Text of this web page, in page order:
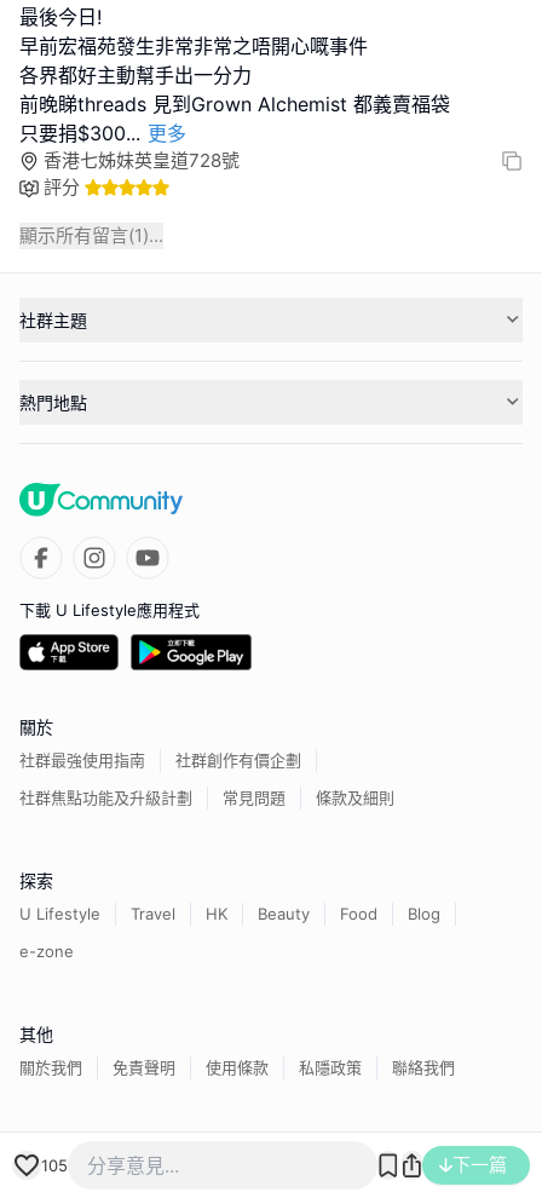
最後今日!
早前宏福苑發生非常非常之唔開心嘅事件
各界都好主動幫手出一分力
前晚睇threads 見到Grown Alchemist 都義賣福袋
只要捐$300... 更多
香港七姊妹英皇道728號
評分
顯示所有留言(1)...
105 下一篇
社群主題
熱門地點
下載 U Lifestyle應用程式
關於
社群最強使用指南
社群創作有價企劃
社群焦點功能及升級計劃
常見問題 條款及細則
探索
U Lifestyle Travel HK Beauty Food
Blog
e-zone
其他
關於我們 免責聲明 使用條款 私隱政策 聯絡我們
香港經濟日報版權所有©